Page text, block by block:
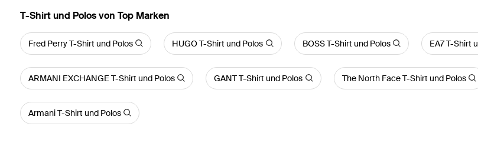
T-Shirt und Polos von Top Marken
Fred Perry T-Shirt und Polos HUGO T-Shirt und Polos BOSS T-Shirt und Polos EA7 T-Shirt
ARMANI EXCHANGE T-Shirt und Polos GANT T-Shirt und Polos The North Face T-Shirt und Polos
Armani T-Shirt und Polos